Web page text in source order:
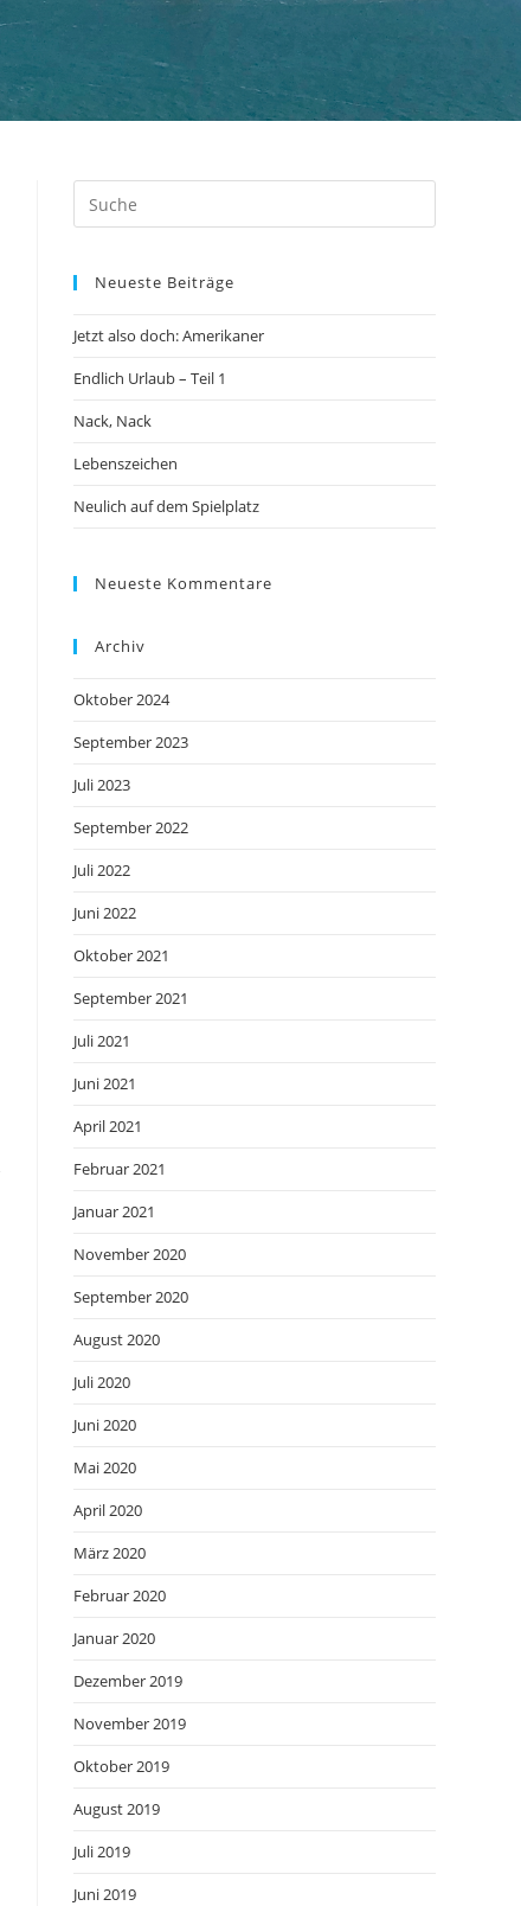
Neueste Beiträge
Jetzt also doch: Amerikaner
Endlich Urlaub – Teil 1
Nack, Nack
Lebenszeichen
Neulich auf dem Spielplatz
Neueste Kommentare
Archiv
Oktober 2024
September 2023
Juli 2023
September 2022
Juli 2022
Juni 2022
Oktober 2021
September 2021
Juli 2021
Juni 2021
April 2021
Februar 2021
Januar 2021
November 2020
September 2020
August 2020
Juli 2020
Juni 2020
Mai 2020
April 2020
März 2020
Februar 2020
Januar 2020
Dezember 2019
November 2019
Oktober 2019
August 2019
Juli 2019
Juni 2019